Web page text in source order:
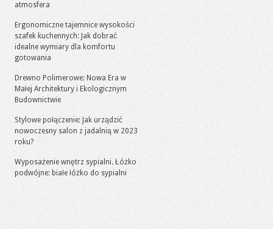
atmosfera
Ergonomiczne tajemnice wysokości
szafek kuchennych: Jak dobrać
idealne wymiary dla komfortu
gotowania
Drewno Polimerowe: Nowa Era w
Małej Architektury i Ekologicznym
Budownictwie
Stylowe połączenie: Jak urządzić
nowoczesny salon z jadalnią w 2023
roku?
Wyposażenie wnętrz sypialni. Łóżko
podwójne: białe łóżko do sypialni